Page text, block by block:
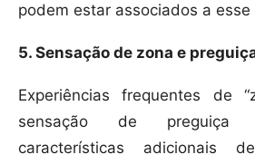
podem estar associados a
5. Sensação de zona e
Experiências frequentes de
sensação de preguiça
características adicionais